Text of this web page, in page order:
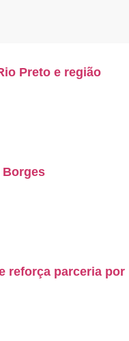
Preto e região
Borges
reforça parceria